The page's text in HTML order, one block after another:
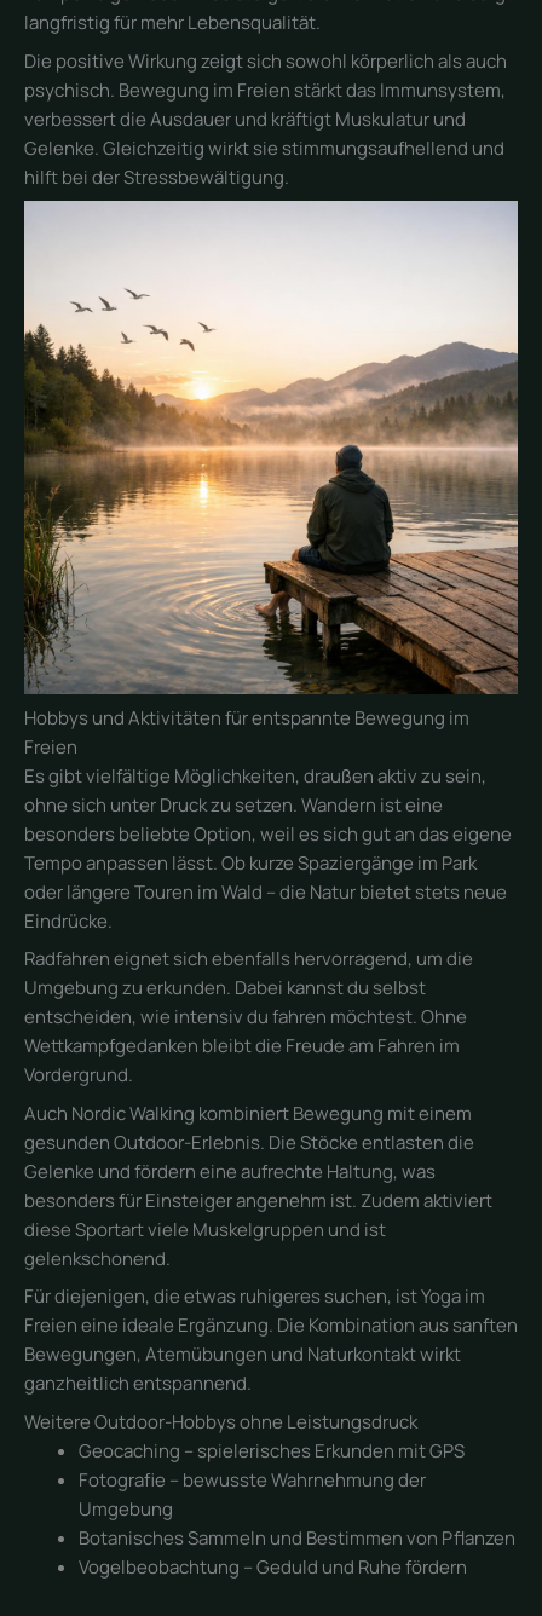
langfristig für mehr Lebensqualität.
Die positive Wirkung zeigt sich sowohl körperlich als auch
psychisch. Bewegung im Freien stärkt das Immunsystem,
verbessert die Ausdauer und kräftigt Muskulatur und
Gelenke. Gleichzeitig wirkt sie stimmungsaufhellend und
hilft bei der Stressbewältigung.
Hobbys und Aktivitäten für entspannte Bewegung im
Freien
Es gibt vielfältige Möglichkeiten, draußen aktiv zu sein,
ohne sich unter Druck zu setzen. Wandern ist eine
besonders beliebte Option, weil es sich gut an das eigene
Tempo anpassen lässt. Ob kurze Spaziergänge im Park
oder längere Touren im Wald – die Natur bietet stets neue
Eindrücke.
Radfahren eignet sich ebenfalls hervorragend, um die
Umgebung zu erkunden. Dabei kannst du selbst
entscheiden, wie intensiv du fahren möchtest. Ohne
Wettkampfgedanken bleibt die Freude am Fahren im
Vordergrund.
Auch Nordic Walking kombiniert Bewegung mit einem
gesunden Outdoor-Erlebnis. Die Stöcke entlasten die
Gelenke und fördern eine aufrechte Haltung, was
besonders für Einsteiger angenehm ist. Zudem aktiviert
diese Sportart viele Muskelgruppen und ist
gelenkschonend.
Für diejenigen, die etwas ruhigeres suchen, ist Yoga im
Freien eine ideale Ergänzung. Die Kombination aus sanften
Bewegungen, Atemübungen und Naturkontakt wirkt
ganzheitlich entspannend.
Weitere Outdoor-Hobbys ohne Leistungsdruck
Geocaching – spielerisches Erkunden mit GPS
Fotografie – bewusste Wahrnehmung der
Umgebung
Botanisches Sammeln und Bestimmen von Pflanzen
Vogelbeobachtung – Geduld und Ruhe fördern